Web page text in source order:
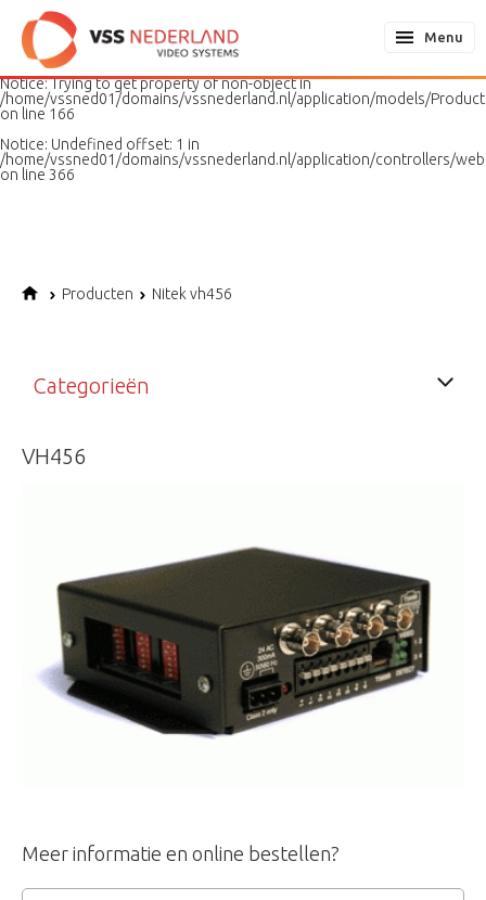
Notice: Undefined variable: page in
/home/vssned01/domains/vssnederland.nl/application/models/
on line
187
Notice: Trying to get property of non-object in
/home/vssned01/domains/vssnederland.nl/application/models/
on line 166
Notice: Undefined offset: 1 in
/home/vssned01/domains/vssnederland.nl/application/controllers/
on line 366
Menu
Producten Nitek vh456
Categorieën
VH456
Meer informatie en online bestellen?